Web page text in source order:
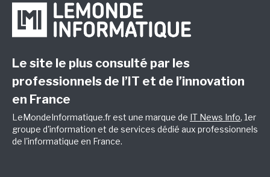
Le site le plus consulté par les
professionnels de l’IT et de l’innovation
en France
LeMondeInformatique.fr est une marque de IT News Info, 1er
groupe d'information et de services dédié aux professionnels
de l'informatique en France.